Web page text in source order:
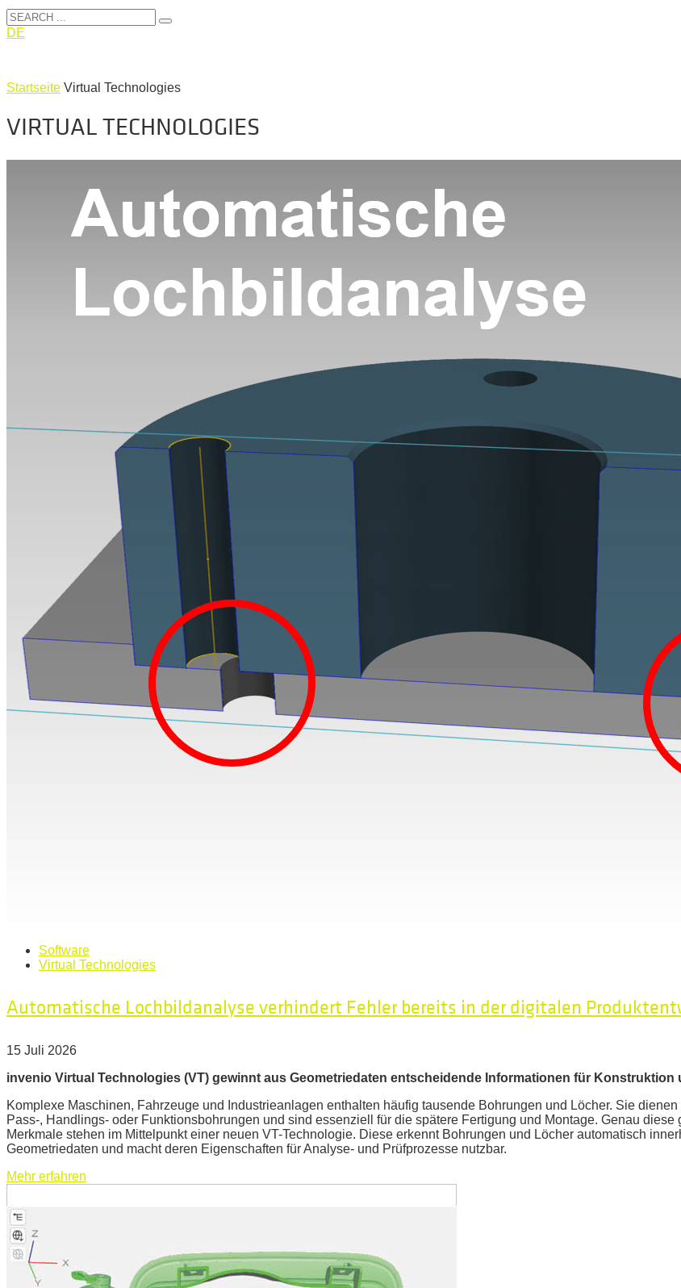
DE
Startseite Virtual Technologies
VIRTUAL TECHNOLOGIES
Software
Virtual Technologies
Automatische Lochbildanalyse verhindert Fehler bereits in der digitalen
15 Juli 2026
invenio Virtual Technologies (VT) gewinnt aus Geometriedaten entscheidende Informationen für Konstruktion
Komplexe Maschinen, Fahrzeuge und Industrieanlagen enthalten häufig tausende Bohrungen und Löcher. Sie dienen
Pass-, Handlings- oder Funktionsbohrungen und sind essenziell für die spätere Fertigung und Montage. Genau diese
Merkmale stehen im Mittelpunkt einer neuen VT-Technologie. Diese erkennt Bohrungen und Löcher automatisch
Geometriedaten und macht deren Eigenschaften für Analyse- und Prüfprozesse nutzbar.
Mehr erfahren